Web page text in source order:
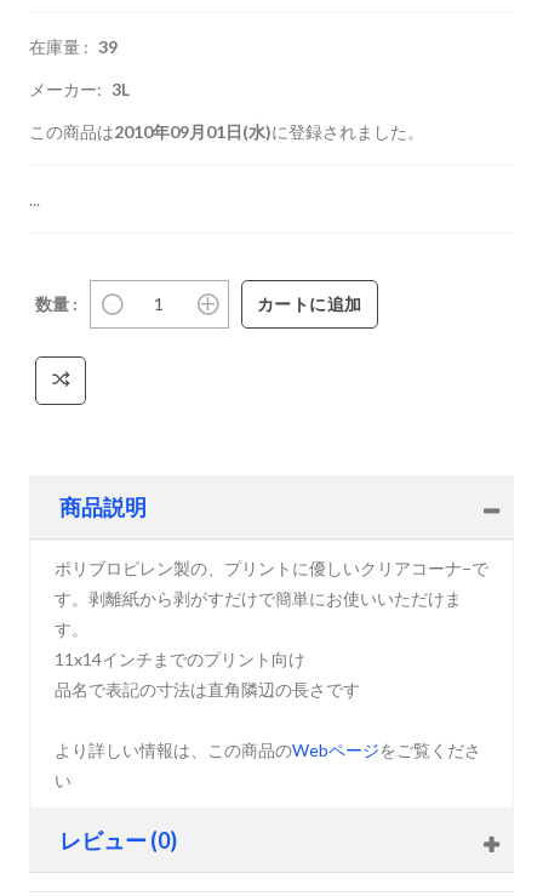
在庫量 : 39
メーカー: 3L
この商品は2010年09月01日(水)に登録されました。
...
数量 :
商品説明
ポリブロピレン製の、プリントに優しいクリアコーナ−で
す。剥離紙から剥がすだけで簡単にお使いいただけま
す。
11x14インチまでのプリント向け
品名で表記の寸法は直角隣辺の長さです
より詳しい情報は、この商品のWebページをご覧くださ
い
レビュー (0)